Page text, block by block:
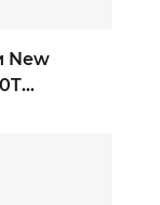
New
Green»